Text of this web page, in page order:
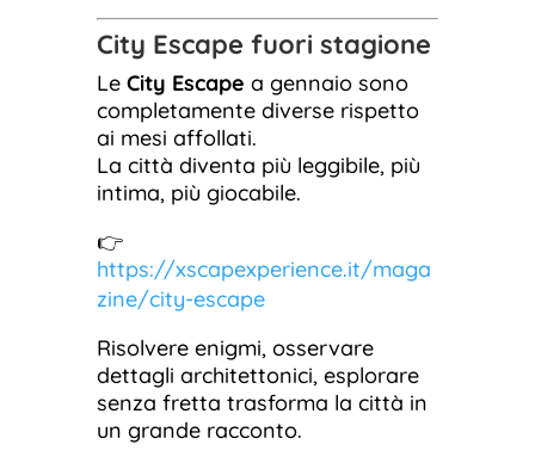
City Escape fuori stagione
Le City Escape a gennaio sono
completamente diverse rispetto
ai mesi affollati.
La città diventa più leggibile, più
intima, più giocabile.
👉
https://xscapexperience.it/maga
zine/city-escape
Risolvere enigmi, osservare
dettagli architettonici, esplorare
senza fretta trasforma la città in
un grande racconto.